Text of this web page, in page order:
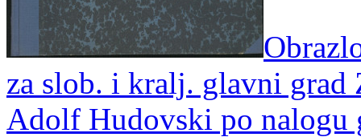
za slob. i kralj. glavni grad
Adolf Hudovski po nalogu